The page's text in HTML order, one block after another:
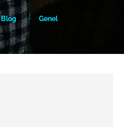
Blog Genel